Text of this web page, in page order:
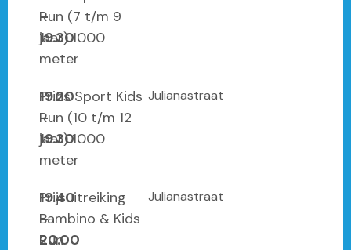
–
19.30
Run (7 t/m 9
jaar) 1000
meter
19.20
–
19.30
Prins Sport Kids
Run (10 t/m 12
jaar) 1000
meter
Julianastraat
19.40
–
20.00
Prijsuitreiking
Bambino & Kids
Run
Julianastraat